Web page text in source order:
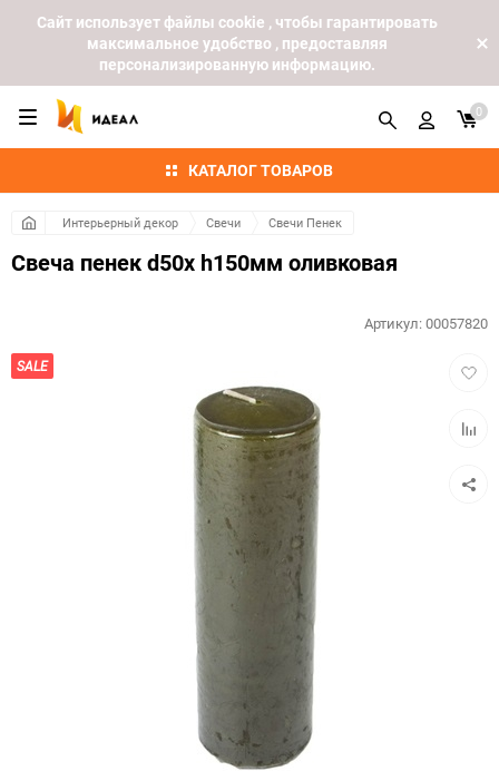
Cайт использует файлы cookie , чтобы гарантировать
максимальное удобство , предоставляя
персонализированную информацию.
КАТАЛОГ ТОВАРОВ
0
Интерьерный декор Свечи Свечи Пенек
Свеча пенек d50х h150мм оливковая
SALE
Артикул:00057820